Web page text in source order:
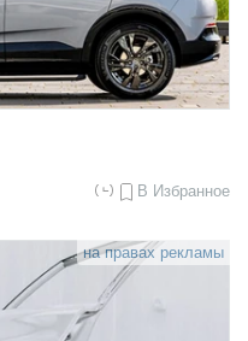
В Избранное
на правах рекламы